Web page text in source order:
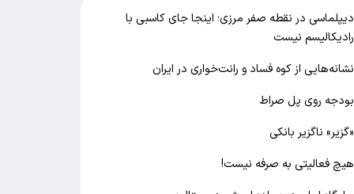
دیپلماسی در نقطه صفر مرزی؛ اینجا جای کاسبی با
رادیکالیسم نیست
نشانه‌هایی از کوه فساد و رانت‌خواری در ایران
بودجه روی پل صراط
«گزیر» ناگزیر بانکی
هیچ فعالیتی به صرفه نیست!